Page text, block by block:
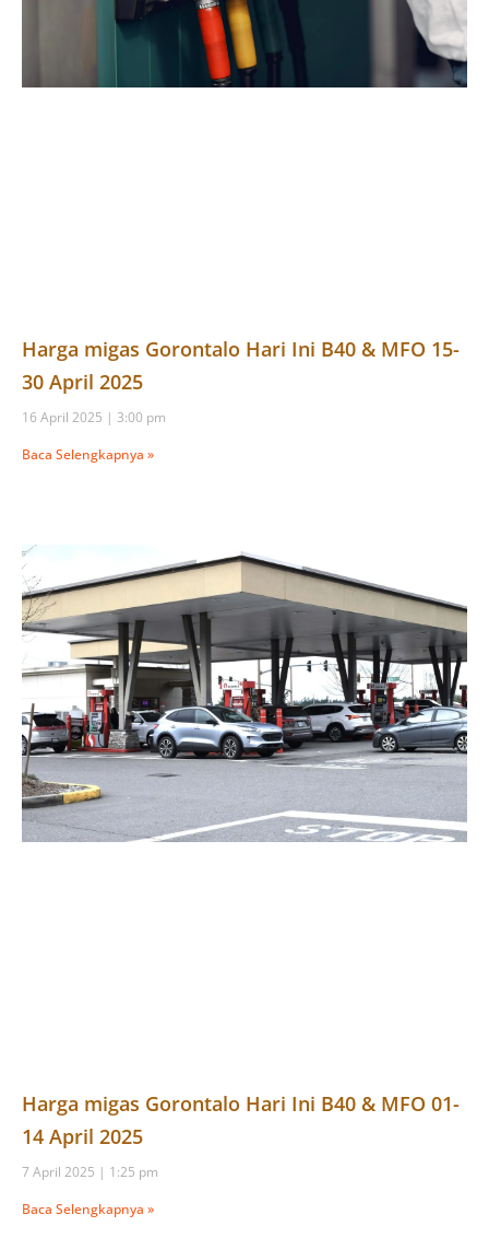
Harga migas Gorontalo Hari Ini B40 & MFO 15-
30 April 2025
16 April 2025
3:00 pm
Baca Selengkapnya »
Harga migas Gorontalo Hari Ini B40 & MFO 01-
14 April 2025
7 April 2025
1:25 pm
Baca Selengkapnya »